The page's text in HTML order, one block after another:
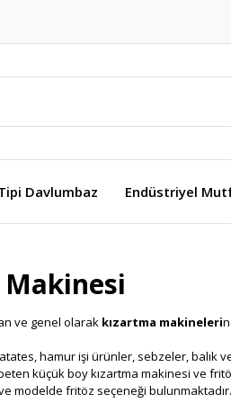
Davlumbaz Endüstriyel
ve genel olarak kızartma makineleri
hamur işi ürünler, sebzeler, balık
küçük boy kızartma makinesi ve
modelde fritöz seçeneği bulunmaktadır.